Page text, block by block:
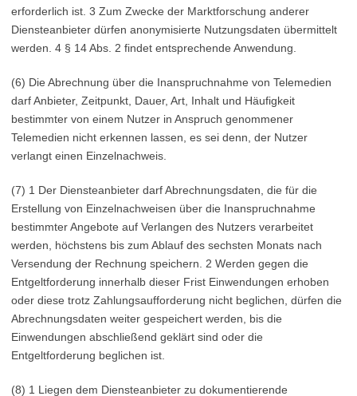
erforderlich ist. 3 Zum Zwecke der Marktforschung anderer
Diensteanbieter dürfen anonymisierte Nutzungsdaten übermittelt
werden. 4 § 14 Abs. 2 findet entsprechende Anwendung.
(6) Die Abrechnung über die Inanspruchnahme von Telemedien
darf Anbieter, Zeitpunkt, Dauer, Art, Inhalt und Häufigkeit
bestimmter von einem Nutzer in Anspruch genommener
Telemedien nicht erkennen lassen, es sei denn, der Nutzer
verlangt einen Einzelnachweis.
(7) 1 Der Diensteanbieter darf Abrechnungsdaten, die für die
Erstellung von Einzelnachweisen über die Inanspruchnahme
bestimmter Angebote auf Verlangen des Nutzers verarbeitet
werden, höchstens bis zum Ablauf des sechsten Monats nach
Versendung der Rechnung speichern. 2 Werden gegen die
Entgeltforderung innerhalb dieser Frist Einwendungen erhoben
oder diese trotz Zahlungsaufforderung nicht beglichen, dürfen die
Abrechnungsdaten weiter gespeichert werden, bis die
Einwendungen abschließend geklärt sind oder die
Entgeltforderung beglichen ist.
(8) 1 Liegen dem Diensteanbieter zu dokumentierende